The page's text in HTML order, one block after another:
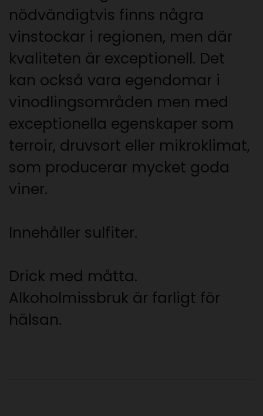
nödvändigtvis finns några
vinstockar i regionen, men där
kvaliteten är exceptionell. Det
kan också vara egendomar i
vinodlingsområden men med
exceptionella egenskaper som
terroir, druvsort eller mikroklimat,
som producerar mycket goda
viner.
Innehåller sulfiter.
Drick med måtta.
Alkoholmissbruk är farligt för
hälsan.